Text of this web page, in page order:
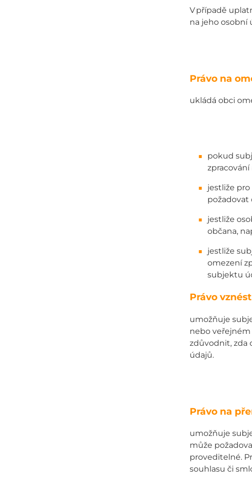
V případě
na jeho osobní
Právo na
ukládá obci
pokud
jestliže
požadovat
jestliže
občana,
jestliže
omezení
subjektu
Právo
umožňuje
nebo
zdůvodnit, zda
údajů.
Právo na
umožňuje
může
proveditelné.
souhlasu či